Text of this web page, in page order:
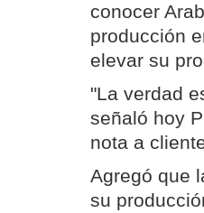
conocer
producción
elevar su
"La verdad
señaló hoy
nota a
Agregó que
su